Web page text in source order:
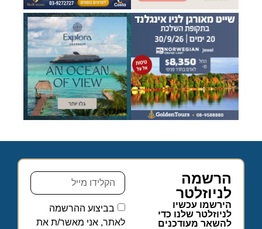
הרשמה
לניוזלטר
הירשמו עכשיו
לניוזלטר שלנו כדי
להשאר מעודכנים
בביצוע ההרשמה
לאתר, אני מאשר/ת את